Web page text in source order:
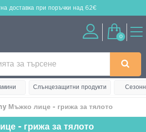
доставка при поръчки над 62€
0
Слънцезащитни продукти
Мъжко лице - грижа за тялото
- грижа за тялото